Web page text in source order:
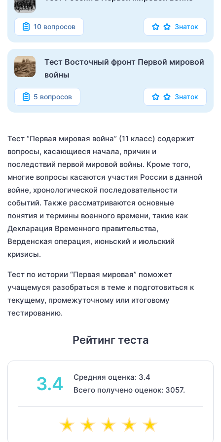
10 вопросов Знаток
Тест Восточный фронт Первой мировой
войны
5 вопросов Знаток
Тест “Первая мировая война” (11 класс) содержит
вопросы, касающиеся начала, причин и
последствий первой мировой войны. Кроме того,
многие вопросы касаются участия России в данной
войне, хронологической последовательности
событий. Также рассматриваются основные
понятия и термины военного времени, такие как
Декларация Временного правительства,
Верденская операция, июньский и июльский
кризисы.
Тест по истории “Первая мировая” поможет
учащемуся разобраться в теме и подготовиться к
текущему, промежуточному или итоговому
тестированию.
Рейтинг теста
3.4
Средняя оценка: 3.4
Всего получено оценок: 3057.